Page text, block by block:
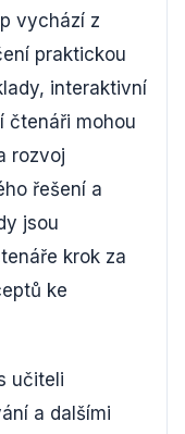
vychází z
praktickou
interaktivní
čtenáři mohou
rozvoj
řešení a
jsou
krok za
ke
učiteli
a dalšími